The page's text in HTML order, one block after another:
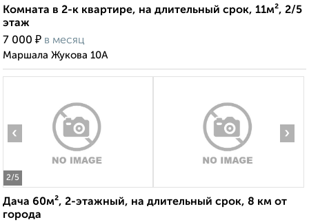
Комната в 2-к квартире, на длительный срок, 11м², 2/5
этаж
7 000 ₽ в месяц
Маршала Жукова 10А
2/5
‹ ›
Дача 60м², 2-этажный, на длительный срок, 8 км от
города